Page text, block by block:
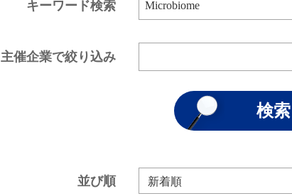
キーワード検索
主催企業で絞り込み
並び順